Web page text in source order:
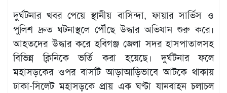
ও
গনমাধ্যম
সংবাদ
বিজ্ঞপ্তি
দুর্ঘটনার খবর পেয়ে স্থানীয় বাসিন্দা, ফায়ার সার্ভিস ও
পুলিশ দ্রুত ঘটনাস্থলে পৌঁছে উদ্ধার অভিযান শুরু করে।
আহতদের উদ্ধার করে হবিগঞ্জ জেলা সদর হাসপাতালসহ
বিভিন্ন ক্লিনিকে ভর্তি করা হয়েছে। দুর্ঘটনার ফলে
মহাসড়কের ওপর বাসটি আড়াআড়িভাবে আটকে থাকায়
ঢাকা-সিলেট মহাসড়কে প্রায় এক ঘণ্টা যানবাহন চলাচল